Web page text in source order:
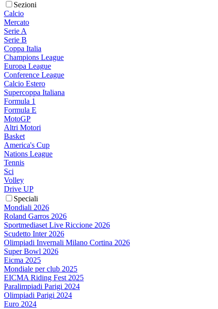
Sezioni
Calcio
Mercato
Serie A
Serie B
Coppa Italia
Champions League
Europa League
Conference League
Calcio Estero
Supercoppa Italiana
Formula 1
Formula E
MotoGP
Altri Motori
Basket
America's Cup
Nations League
Tennis
Sci
Volley
Drive UP
Speciali
Mondiali 2026
Roland Garros 2026
Sportmediaset Live Riccione 2026
Scudetto Inter 2026
Olimpiadi Invernali Milano Cortina 2026
Super Bowl 2026
Eicma 2025
Mondiale per club 2025
EICMA Riding Fest 2025
Paralimpiadi Parigi 2024
Olimpiadi Parigi 2024
Euro 2024